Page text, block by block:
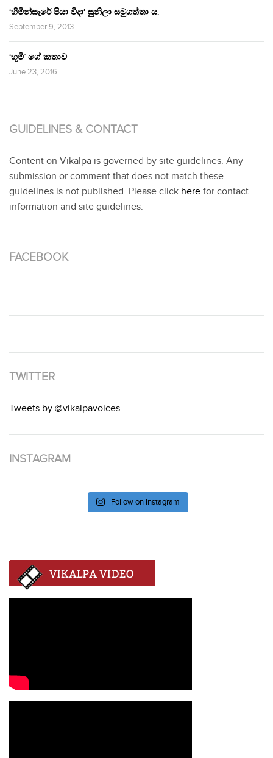
‘හිමින්සැරේ පියා විදා‘ සුනිලා සමුගත්තා ය.
September 9, 2013
‘භූමි’ ගේ කතාව
June 23, 2016
GUIDELINES & CONTACT
Content on Vikalpa is governed by site guidelines. Any
submission or comment that does not match these
guidelines is not published. Please click here for contact
information and site guidelines.
FACEBOOK
TWITTER
Tweets by @vikalpavoices
INSTAGRAM
Follow on Instagram